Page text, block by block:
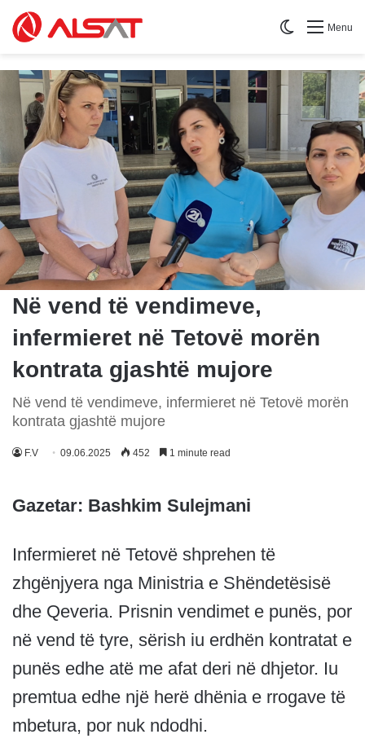
Menu
Switch skin
Në vend të vendimeve,
infermieret në Tetovë morën
kontrata gjashtë mujore
Në vend të vendimeve, infermieret në Tetovë morën
kontrata gjashtë mujore
F.V 09.06.2025 452 1 minute read
Gazetar: Bashkim Sulejmani
Infermieret në Tetovë shprehen të
zhgënjyera nga Ministria e Shëndetësisë
dhe Qeveria. Prisnin vendimet e punës, por
në vend të tyre, sërish iu erdhën kontratat e
punës edhe atë me afat deri në dhjetor. Iu
premtua edhe një herë dhënia e rrogave të
mbetura, por nuk ndodhi.